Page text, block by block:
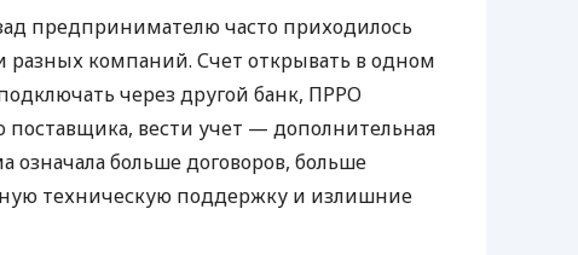
предпринимателю часто приходилось
разных компаний. Счет открывать в одном
через другой банк, ПРРО
поставщика, вести учет — дополнительная
означала больше договоров, больше
техническую поддержку и излишние